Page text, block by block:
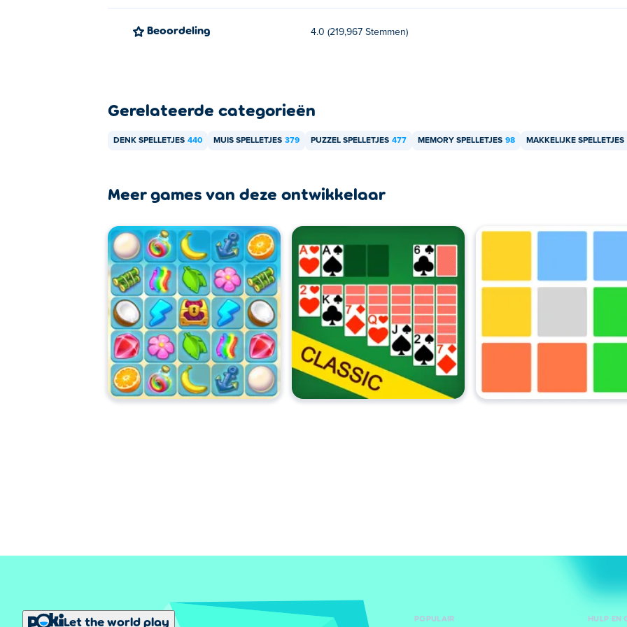
Beoordeling 4.0 (219,967 Stemmen)
Gerelateerde categorieën
DENK SPELLETJES 440 MUIS SPELLETJES 379 PUZZEL SPELLETJES 477 MEMORY SPELLETJES 98 MAKKELIJKE SPELLETJES
Meer games van deze ontwikkelaar
Let the world play POPULAIR HULP EN